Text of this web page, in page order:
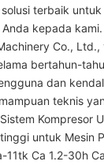
terbaik
kepada kami.
Co.,
bertahun-
dan
teknis
Kompresor
untuk Mesin
11tk Ca 1.2-30h